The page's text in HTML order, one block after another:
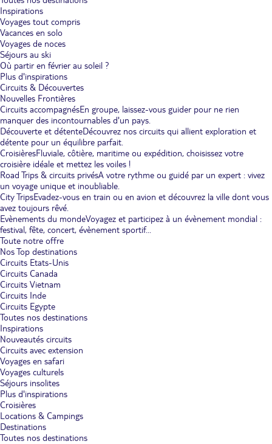
Inspirations
Voyages tout compris
Vacances en solo
Voyages de noces
Séjours au ski
Où partir en février au soleil ?
Plus d'inspirations
Circuits & Découvertes
Nouvelles Frontières
Circuits accompagnésEn groupe, laissez-vous guider pour ne rien
manquer des incontournables d'un pays.
Découverte et détenteDécouvrez nos circuits qui allient exploration et
détente pour un équilibre parfait.
CroisièresFluviale, côtière, maritime ou expédition, choisissez votre
croisière idéale et mettez les voiles !
Road Trips & circuits privésA votre rythme ou guidé par un expert : vivez
un voyage unique et inoubliable.
City TripsEvadez-vous en train ou en avion et découvrez la ville dont vous
avez toujours rêvé.
Evènements du mondeVoyagez et participez à un évènement mondial :
festival, fête, concert, évènement sportif...
Toute notre offre
Nos Top destinations
Circuits Etats-Unis
Circuits Canada
Circuits Vietnam
Circuits Inde
Circuits Egypte
Toutes nos destinations
Inspirations
Nouveautés circuits
Circuits avec extension
Voyages en safari
Voyages culturels
Séjours insolites
Plus d'inspirations
Croisières
Locations & Campings
Destinations
Toutes nos destinations